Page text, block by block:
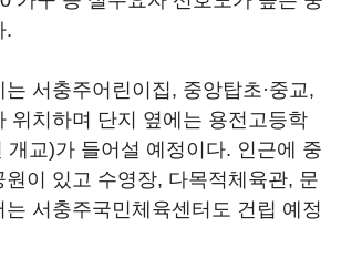
.
서충주어린이집, 중앙탑초·중교,
위치하며 단지 옆에는 용전고등학
개교)가 들어설 예정이다. 인근에 중
원이 있고 수영장, 다목적체육관, 문
서충주국민체육센터도 건립 예정